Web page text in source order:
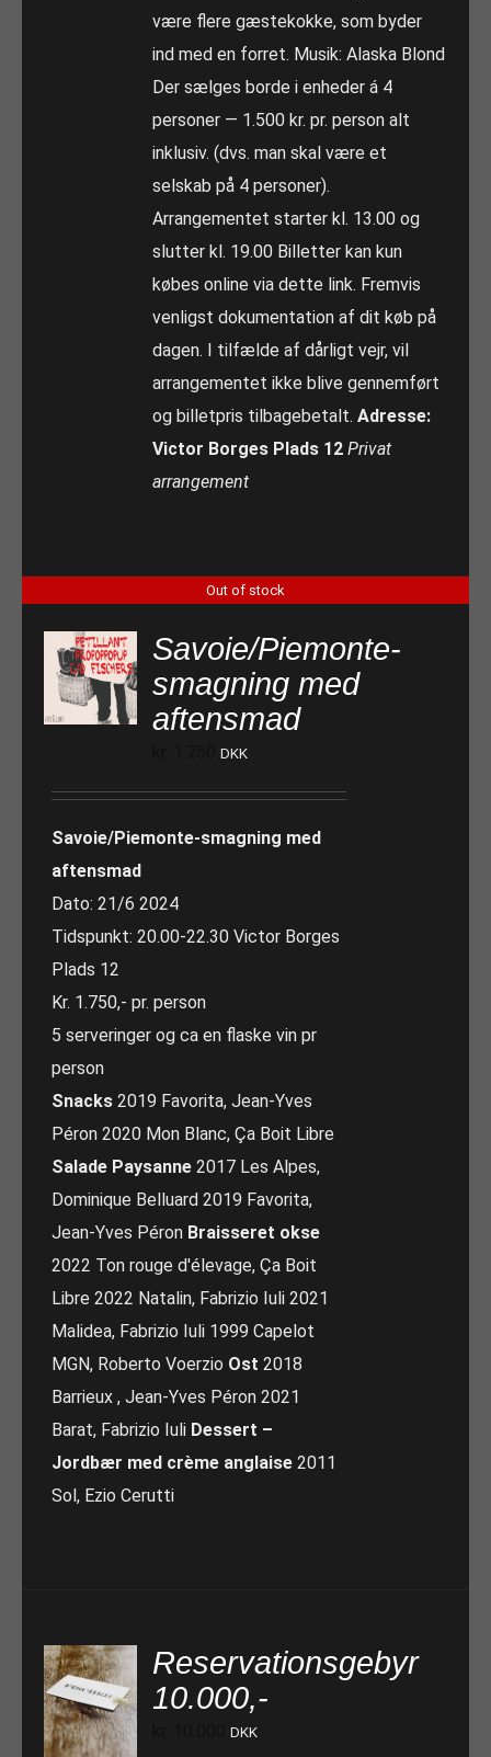
være flere gæstekokke, som byder
ind med en forret. Musik: Alaska Blond
Der sælges borde i enheder á 4
personer — 1.500 kr. pr. person alt
inklusiv. (dvs. man skal være et
selskab på 4 personer).
Arrangementet starter kl. 13.00 og
slutter kl. 19.00 Billetter kan kun
købes online via dette link. Fremvis
venligst dokumentation af dit køb på
dagen. I tilfælde af dårligt vejr, vil
arrangementet ikke blive gennemført
og billetpris tilbagebetalt.Adresse:
Victor Borges Plads 12 Privat
arrangement
Out of stock
Savoie/Piemonte-
smagning med
aftensmad
DKK
Savoie/Piemonte-smagning med
aftensmad
Dato: 21/6 2024
Tidspunkt: 20.00-22.30 Victor Borges
Plads 12
Kr. 1.750,- pr. person
5 serveringer og ca en flaske vin pr
person
Snacks 2019 Favorita, Jean-Yves
Péron 2020 Mon Blanc, Ça Boit Libre
Salade Paysanne 2017 Les Alpes,
Dominique Belluard 2019 Favorita,
Jean-Yves Péron Braisseret okse
2022 Ton rouge d'élevage, Ça Boit
Libre 2022 Natalin, Fabrizio Iuli 2021
Malidea, Fabrizio Iuli 1999 Capelot
MGN, Roberto Voerzio Ost 2018
Barrieux , Jean-Yves Péron 2021
Barat, Fabrizio Iuli Dessert –
Jordbær med crème anglaise 2011
Sol, Ezio Cerutti
Reservationsgebyr
10.000,-
DKK